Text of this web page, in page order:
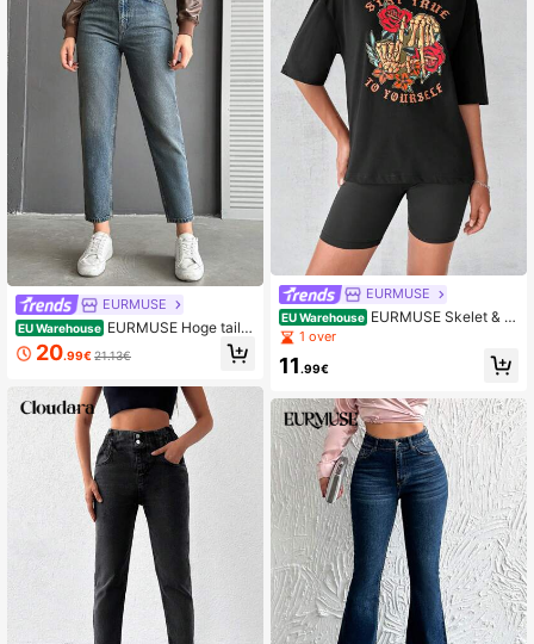
EURMUSE
EU Warehouse EURMUSE Hoge taille
Toelopende jeans Met Wassen Effe
ct 20.99€21.13€
EURMUSE
EU Warehouse EURMUSE Skelet & Bl
oemenprint Oversized shirt
1 over
11 .99€